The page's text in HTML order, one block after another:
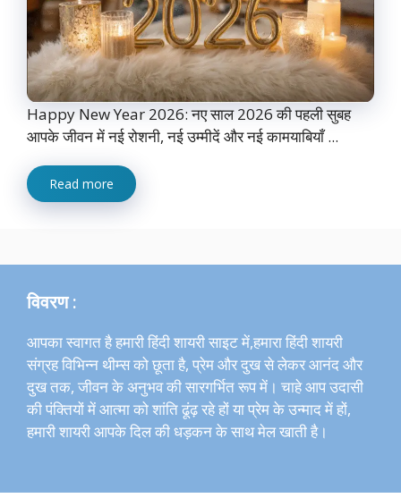
Happy New Year 2026: नए साल 2026 की पहली सुबह
आपके जीवन में नई रोशनी, नई उम्मीदें और नई कामयाबियाँ ...
Read more
विवरण :
आपका स्वागत है हमारी हिंदी शायरी साइट में,हमारा हिंदी शायरी
संग्रह विभिन्न थीम्स को छूता है, प्रेम और दुख से लेकर आनंद और
दुख तक, जीवन के अनुभव की सारगर्भित रूप में। चाहे आप उदासी
की पंक्तियों में आत्मा को शांति ढूंढ़ रहे हों या प्रेम के उन्माद में हों,
हमारी शायरी आपके दिल की धड़कन के साथ मेल खाती है।